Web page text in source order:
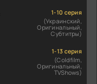
1-10 серия
(Украинский,
Оригинальный,
Субтитры)
1-13 серия
(Coldfilm,
Оригинальный,
TVShows)